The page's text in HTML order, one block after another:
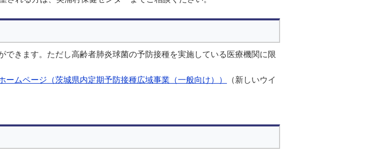
きます。ただし高齢者肺炎球菌の予防接種を実施している医療機関に限
ームページ（茨城県内定期予防接種広域事業（一般向け））
（新しいウイ